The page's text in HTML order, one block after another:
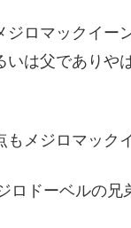
ロマックイー
は父でありや
メジロマック
ロドーベルの